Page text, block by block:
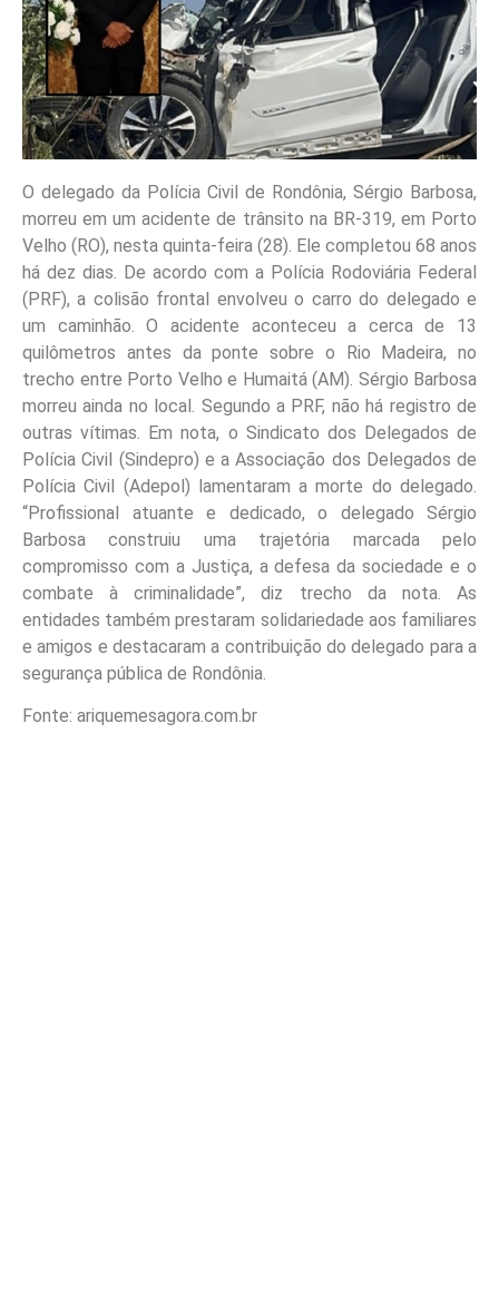
O delegado da Polícia Civil de Rondônia, Sérgio Barbosa,
morreu em um acidente de trânsito na BR-319, em Porto
Velho (RO), nesta quinta-feira (28). Ele completou 68 anos
há dez dias. De acordo com a Polícia Rodoviária Federal
(PRF), a colisão frontal envolveu o carro do delegado e
um caminhão. O acidente aconteceu a cerca de 13
quilômetros antes da ponte sobre o Rio Madeira, no
trecho entre Porto Velho e Humaitá (AM). Sérgio Barbosa
morreu ainda no local. Segundo a PRF, não há registro de
outras vítimas. Em nota, o Sindicato dos Delegados de
Polícia Civil (Sindepro) e a Associação dos Delegados de
Polícia Civil (Adepol) lamentaram a morte do delegado.
“Profissional atuante e dedicado, o delegado Sérgio
Barbosa construiu uma trajetória marcada pelo
compromisso com a Justiça, a defesa da sociedade e o
combate à criminalidade”, diz trecho da nota. As
entidades também prestaram solidariedade aos familiares
e amigos e destacaram a contribuição do delegado para a
segurança pública de Rondônia.
Fonte: ariquemesagora.com.br